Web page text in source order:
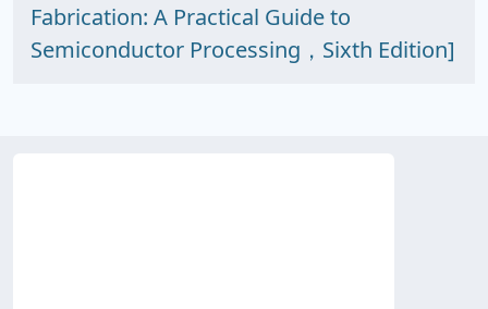
Fabrication: A Practical Guide to
Semiconductor Processing，Sixth Edition]